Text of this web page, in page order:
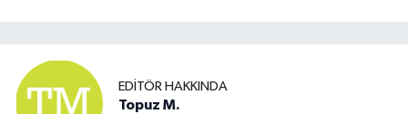
EDITÖR HAKKINDA
Topuz M.